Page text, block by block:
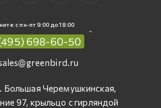
c пн-пт 9:00 до 18:00
698-60-50
Большая Черемушкинская,
97, крыльцо с гирляндой